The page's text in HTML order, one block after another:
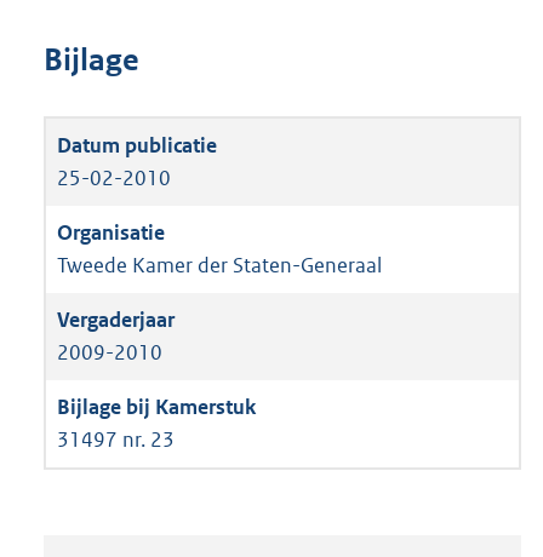
Bijlage
25-02-2010
Tweede Kamer der Staten-Generaal
2009-2010
31497 nr. 23